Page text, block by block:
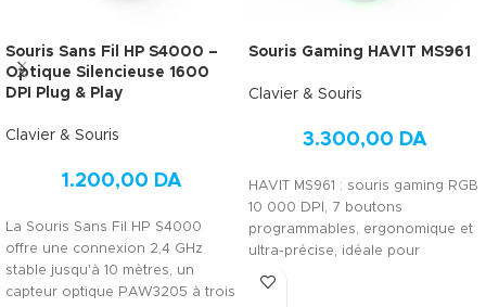
Souris Sans Fil HP S4000 –
Optique Silencieuse 1600
DPI Plug & Play
Clavier & Souris
1.200,00 DA
La Souris Sans Fil HP S4000
offre une connexion 2,4 GHz
stable jusqu'à 10 mètres, un
capteur optique PAW3205 à trois
Souris Gaming HAVIT MS961
Clavier & Souris
3.300,00 DA
HAVIT MS961 : souris gaming RGB
10 000 DPI, 7 boutons
programmables, ergonomique et
ultra-précise, idéale pour
performance et durabilité.